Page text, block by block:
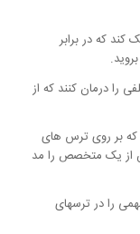
که در برابر
را درمان کنند که از
بر روی ترس های
از یک متخصص را مد
را در ترسهای